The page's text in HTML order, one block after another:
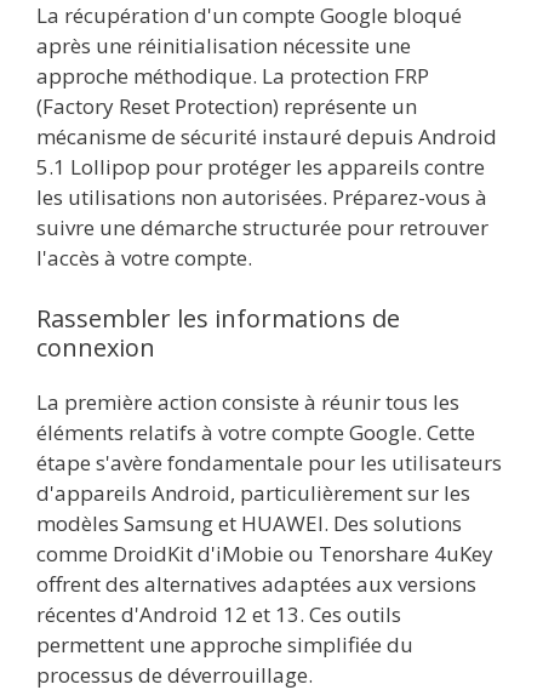
La récupération d'un compte Google bloqué
après une réinitialisation nécessite une
approche méthodique. La protection FRP
(Factory Reset Protection) représente un
mécanisme de sécurité instauré depuis Android
5.1 Lollipop pour protéger les appareils contre
les utilisations non autorisées. Préparez-vous à
suivre une démarche structurée pour retrouver
l'accès à votre compte.
Rassembler les informations de
connexion
La première action consiste à réunir tous les
éléments relatifs à votre compte Google. Cette
étape s'avère fondamentale pour les utilisateurs
d'appareils Android, particulièrement sur les
modèles Samsung et HUAWEI. Des solutions
comme DroidKit d'iMobie ou Tenorshare 4uKey
offrent des alternatives adaptées aux versions
récentes d'Android 12 et 13. Ces outils
permettent une approche simplifiée du
processus de déverrouillage.